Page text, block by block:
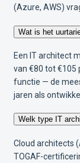
(Azure, AWS)
Wat is het
Een IT architect
van €80 tot €105
functie — de
jaren als
Welk type IT
Cloud architects
TOGAF-